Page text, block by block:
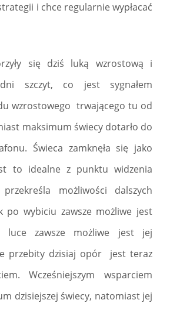
i chce regularnie wypłacać
się dziś luką wzrostową i
szczyt, co jest sygnałem
wzrostowego trwającego tu od
maksimum świecy dotarło do
Świeca zamknęła się jako
to idealne z punktu widzenia
możliwości dalszych
po wybiciu zawsze możliwe jest
luce zawsze możliwe jest jej
przebity dzisiaj opór jest teraz
Wcześniejszym wsparciem
dzisiejszej świecy, natomiast jej